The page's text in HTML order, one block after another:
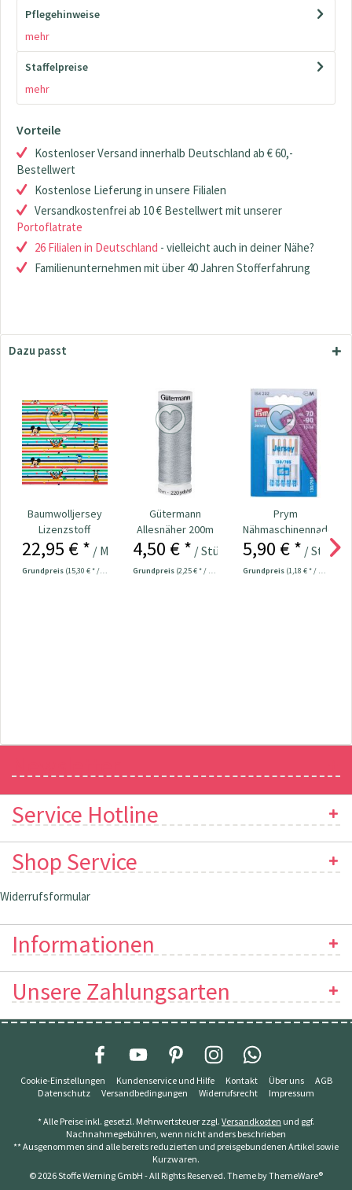
Pflegehinweise
mehr
Staffelpreise
mehr
Vorteile
Kostenloser Versand innerhalb Deutschland ab € 60,-
Bestellwert
Kostenlose Lieferung in unsere Filialen
Versandkostenfrei ab 10 € Bestellwert mit unserer
Portoflatrate
26 Filialen in Deutschland - vielleicht auch in deiner Nähe?
Familienunternehmen mit über 40 Jahren Stofferfahrung
Dazu passt
Baumwolljersey
Lizenzstoff
Disney Family...
22,95 € * / Meter
Grundpreis (15,30 € * / 1 m²)
Gütermann
Allesnäher 200m
Fb. 040 - grau
4,50 € * / Stück
Grundpreis (2,25 € * / 100 Meter)
Prym
Nähmaschinennadeln
130/705 Jersey
5,90 € * / Stück
Grundpreis (1,18 € * / 1 Stück)
Service Hotline
Shop Service
Widerrufsformular
Informationen
Unsere Zahlungsarten
Cookie-Einstellungen Kundenservice und Hilfe Kontakt Über uns
AGB
Datenschutz
Versandbedingungen Widerrufsrecht Impressum
* Alle Preise inkl. gesetzl. Mehrwertsteuer zzgl. Versandkosten und ggf.
Nachnahmegebühren, wenn nicht anders beschrieben
** Ausgenommen sind alle bereits reduzierten und preisgebundenen Artikel sowie
Kurzwaren.
© 2026 Stoffe Werning GmbH - All Rights Reserved. Theme byThemeWare®